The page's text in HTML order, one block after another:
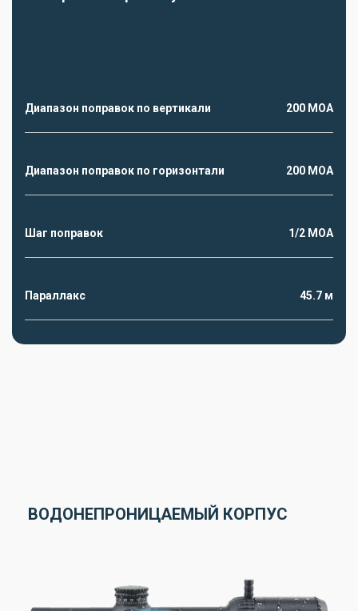
Диапазон поправок по вертикали 200 MOA
Диапазон поправок по горизонтали 200 MOA
Шаг поправок 1/2 MOA
Параллакс 45.7 м
ВОДОНЕПРОНИЦАЕМЫЙ КОРПУС